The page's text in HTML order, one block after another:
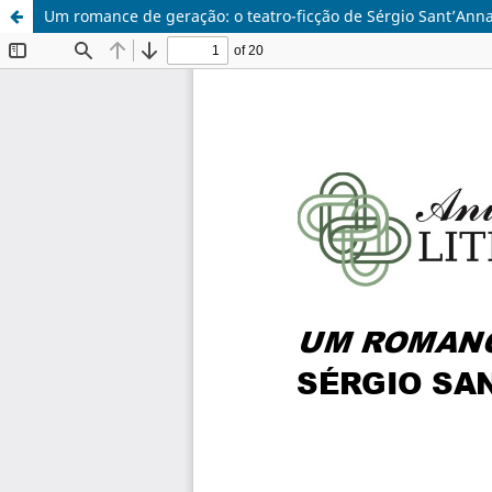
Um romance de geração: o teatro-ficção de Sérgio